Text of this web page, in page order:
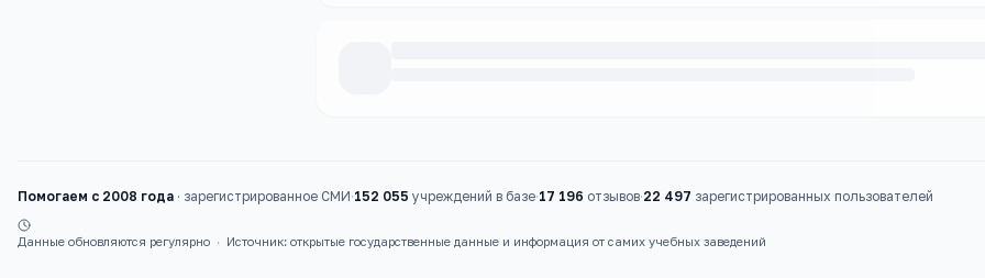
Помогаем с 2008 года · зарегистрированное СМИ·152 055 учреждений в базе·17 196 отзывов·22 497 зарегистрированных пользователей
Данные обновляются регулярно · Источник: открытые государственные данные и информация от самих учебных заведений